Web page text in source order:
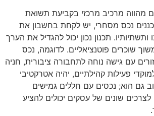
מהווה מרכיב מרכזי בקביעת תשואת
נכס מסחרי, יש לקחת בחשבון את
ותשתיותיו. תכנון נכון יכול להגדיל את הערך
שוכרים פוטנציאליים. לדוגמה, נכס
עם גישה נוחה לתחבורה ציבורית, חניה
פעילות קהילתיים, יהיה אטרקטיבי
גם הוא; נכסים עם חללים גמישים
שונים של עסקים יכולים להציע